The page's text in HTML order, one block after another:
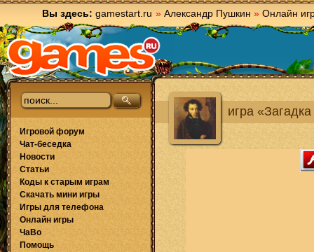
Вы здесь: gamestart.ru » Александр Пушкин » Онлайн
игра
Игровой форум
Чат-беседка
Новости
Статьи
Коды к старым играм
Скачать мини игры
Игры для телефона
Онлайн игры
ЧаВо
Помощь